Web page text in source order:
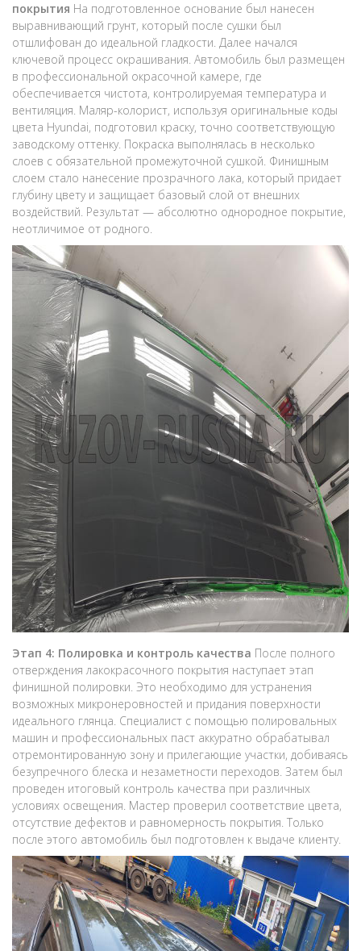
покрытия На подготовленное основание был нанесен
выравнивающий грунт, который после сушки был
отшлифован до идеальной гладкости. Далее начался
ключевой процесс окрашивания. Автомобиль был размещен
в профессиональной окрасочной камере, где
обеспечивается чистота, контролируемая температура и
вентиляция. Маляр-колорист, используя оригинальные коды
цвета Hyundai, подготовил краску, точно соответствующую
заводскому оттенку. Покраска выполнялась в несколько
слоев с обязательной промежуточной сушкой. Финишным
слоем стало нанесение прозрачного лака, который придает
глубину цвету и защищает базовый слой от внешних
воздействий. Результат — абсолютно однородное покрытие,
неотличимое от родного.
Этап 4: Полировка и контроль качества После полного
отверждения лакокрасочного покрытия наступает этап
финишной полировки. Это необходимо для устранения
возможных микронеровностей и придания поверхности
идеального глянца. Специалист с помощью полировальных
машин и профессиональных паст аккуратно обрабатывал
отремонтированную зону и прилегающие участки, добиваясь
безупречного блеска и незаметности переходов. Затем был
проведен итоговый контроль качества при различных
условиях освещения. Мастер проверил соответствие цвета,
отсутствие дефектов и равномерность покрытия. Только
после этого автомобиль был подготовлен к выдаче клиенту.